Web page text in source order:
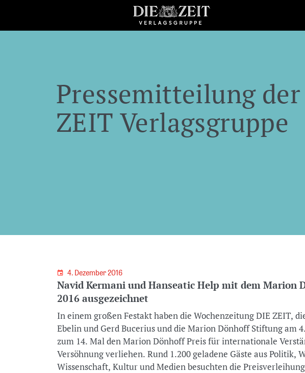
Pressemitteilung der
ZEIT Verlagsgruppe
4. Dezember 2016
Navid Kermani und Hanseatic Help mit dem Marion
2016 ausgezeichnet
In einem großen Festakt haben die Wochenzeitung DIE ZEIT,
Ebelin und Gerd Bucerius und die Marion Dönhoff Stiftung am
zum 14. Mal den Marion Dönhoff Preis für internationale
Versöhnung verliehen. Rund 1.200 geladene Gäste aus Politik,
Wissenschaft, Kultur und Medien besuchten die